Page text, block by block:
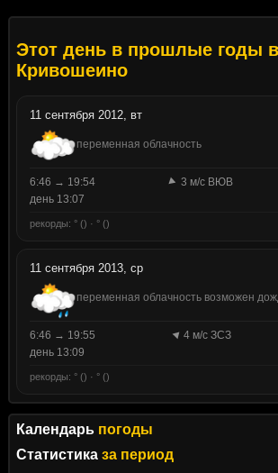
Этот день в прошлые годы в
Кривошеино
11 сентября 2012, вт
переменная облачность
6:46 → 19:54
3 м/с ВЮВ
день 13:07
рекорды: ° () · ° ()
11 сентября 2013, ср
переменная облачность возможен
6:46 → 19:55
4 м/с ЗСЗ
день 13:09
рекорды: ° () · ° ()
Календарь погоды
Статистика за период